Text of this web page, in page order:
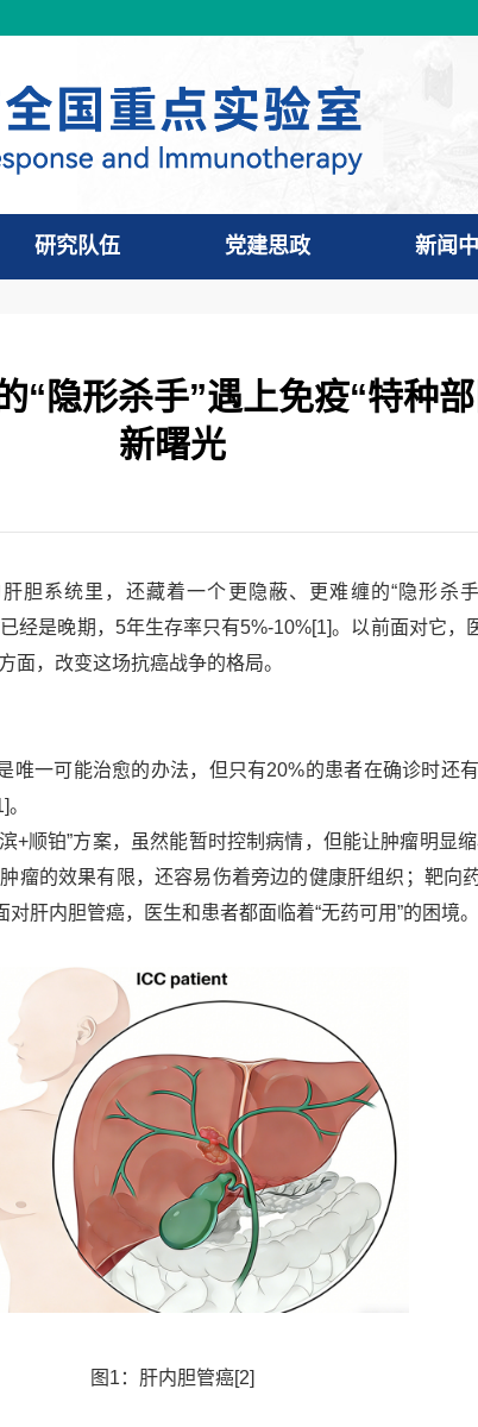
研究队伍 党建思政 新闻
“隐形杀手”遇上免疫“特种
新曙光
胆系统里，还藏着一个更隐蔽、更难缠的“隐形杀
经是晚期， 5年生存率只有5%-10%[1]。以前面对它，
面，改变这场抗癌战争的格局。
唯一可能治愈的办法，但只有20%的患者在确诊时还
。
+顺铂”方案，虽然能暂时控制病情，但能让肿瘤明显
瘤的效果有限，还容易伤着旁边的健康肝组织；靶向
肝内胆管癌，医生和患者都面临着“无药可用”的困境。
图 1 ：肝内胆管癌[2]